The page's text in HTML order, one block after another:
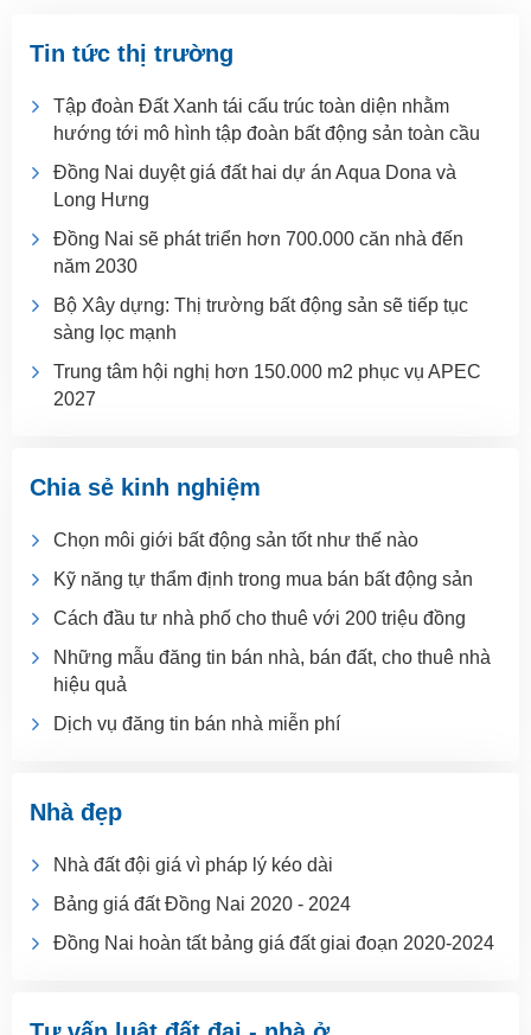
Tin tức thị trường
Tập đoàn Đất Xanh tái cấu trúc toàn diện nhằm
hướng tới mô hình tập đoàn bất động sản toàn cầu
Đồng Nai duyệt giá đất hai dự án Aqua Dona và
Long Hưng
Đồng Nai sẽ phát triển hơn 700.000 căn nhà đến
năm 2030
Bộ Xây dựng: Thị trường bất động sản sẽ tiếp tục
sàng lọc mạnh
Trung tâm hội nghị hơn 150.000 m2 phục vụ APEC
2027
Chia sẻ kinh nghiệm
Chọn môi giới bất động sản tốt như thế nào
Kỹ năng tự thẩm định trong mua bán bất động sản
Cách đầu tư nhà phố cho thuê với 200 triệu đồng
Những mẫu đăng tin bán nhà, bán đất, cho thuê nhà
hiệu quả
Dịch vụ đăng tin bán nhà miễn phí
Nhà đẹp
Nhà đất đội giá vì pháp lý kéo dài
Bảng giá đất Đồng Nai 2020 - 2024
Đồng Nai hoàn tất bảng giá đất giai đoạn 2020-2024